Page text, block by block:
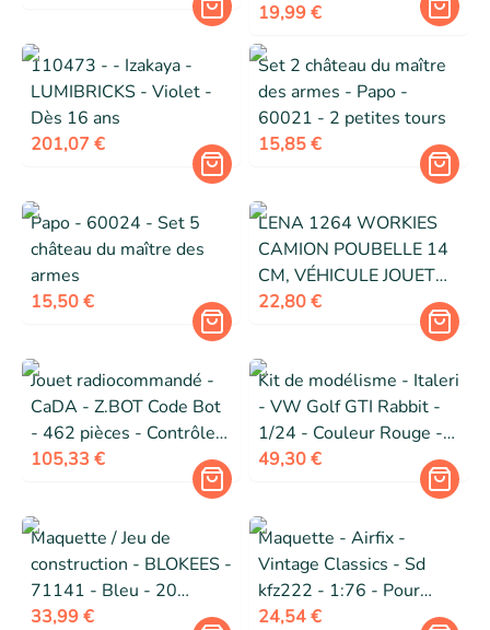
19,99 €
110473 - - Izakaya -
LUMIBRICKS - Violet -
Dès 16 ans
201,07 €
Set 2 château du maître
des armes - Papo -
60021 - 2 petites tours
15,85 €
Papo - 60024 - Set 5
château du maître des
armes
15,50 €
LENA 1264 WORKIES
CAMION POUBELLE 14
CM, VÉHICULE JOUET
EN PLASTIQUE A
22,80 €
Jouet radiocommandé -
CaDA - Z.BOT Code Bot
- 462 pièces - Contrôle
bi-mode - Lumières LED
105,33 €
Kit de modélisme - Italeri
- VW Golf GTI Rabbit -
1/24 - Couleur Rouge -
À partir de 14 ans
49,30 €
Maquette / Jeu de
construction - BLOKEES -
71141 - Bleu - 20
articulations -
33,99 €
Maquette - Airfix -
Vintage Classics - Sd
kfz222 - 1:76 - Pour
enfants à partir de 14 ans
24,54 €